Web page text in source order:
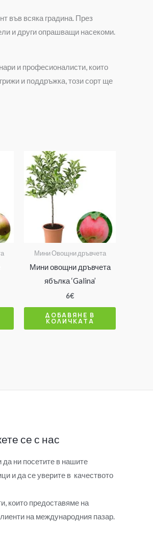
във всяка градина. През
и други опрашващи насекоми.
и професионалисти, които
и поддръжка, този сорт ще
Мини Овощни дръвчета
Мини овощни дръвчета
ябълка ‘Galina’
6€
ДОБАВЯНЕ В
КОЛИЧКАТА
се с нас
ни посетите в нашите
и да се уверите в качеството
които предоставяме на
на международния пазар.